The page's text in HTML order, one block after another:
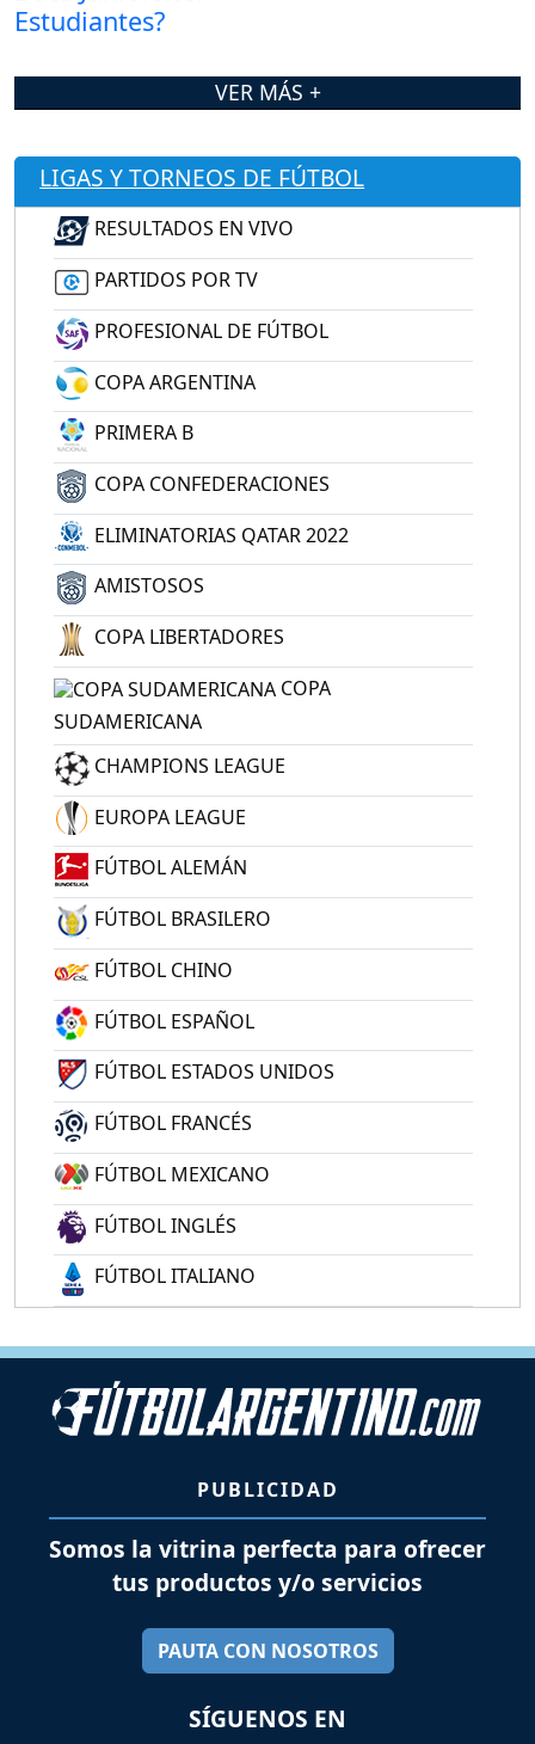
VER MÁS +
LIGAS Y TORNEOS DE FÚTBOL
RESULTADOS EN VIVO
PARTIDOS POR TV
PROFESIONAL DE FÚTBOL
COPA ARGENTINA
PRIMERA B
COPA CONFEDERACIONES
ELIMINATORIAS QATAR 2022
AMISTOSOS
COPA LIBERTADORES
COPA
SUDAMERICANA
CHAMPIONS LEAGUE
EUROPA LEAGUE
FÚTBOL ALEMÁN
FÚTBOL BRASILERO
FÚTBOL CHINO
FÚTBOL ESPAÑOL
FÚTBOL ESTADOS UNIDOS
FÚTBOL FRANCÉS
FÚTBOL MEXICANO
FÚTBOL INGLÉS
FÚTBOL ITALIANO
PUBLICIDAD
Somos la vitrina perfecta para ofrecer
tus productos y/o servicios
PAUTA CON NOSOTROS
SÍGUENOS EN